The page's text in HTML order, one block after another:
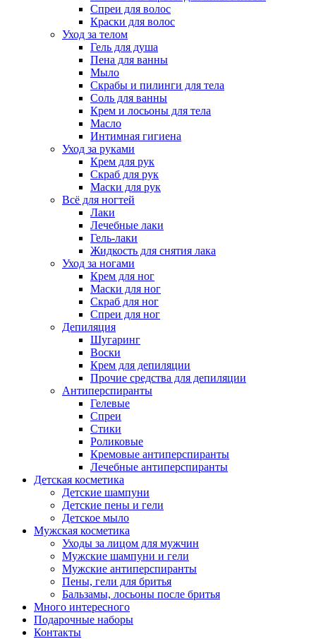
Спреи для волос
Краски для волос
Уход за телом
Гель для душа
Пена для ванны
Мыло
Скрабы и пилинги для тела
Соль для ванны
Крем и лосьоны для тела
Масло
Интимная гигиена
Уход за руками
Крем для рук
Скраб для рук
Маски для рук
Всё для ногтей
Лаки
Лечебные лаки
Гель-лаки
Жидкость для снятия лака
Уход за ногами
Крем для ног
Маски для ног
Скраб для ног
Спреи для ног
Депиляция
Шугаринг
Воски
Крем для депиляции
Прочие средства для депиляции
Антиперспиранты
Гелевые
Спреи
Стики
Роликовые
Кремовые антиперспиранты
Лечебные антиперспиранты
Детская косметика
Детские шампуни
Детские пены и гели
Детское мыло
Мужская косметика
Уходы за лицом для мужчин
Мужские шампуни и гели
Мужские антиперспиранты
Пены, гели для бритья
Бальзамы, лосьоны после бритья
Много интересного
Подарочные наборы
Контакты